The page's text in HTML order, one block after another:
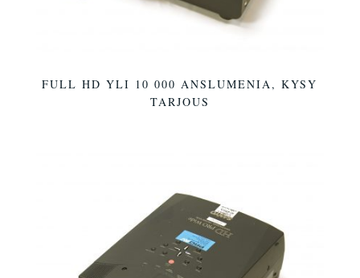
FULL HD YLI 10 000 ANSLUMENIA, KYSY
TARJOUS